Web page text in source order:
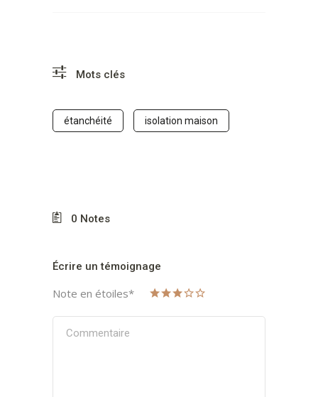
Mots clés
étanchéité isolation maison
0 Notes
Écrire un témoignage
Note en étoiles*